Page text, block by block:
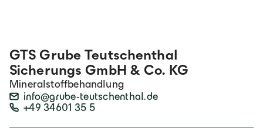
GTS Grube Teutschenthal
Sicherungs GmbH & Co. KG
Mineralstoffbehandlung
info@grube-teutschenthal.de
+49 34601 35 5